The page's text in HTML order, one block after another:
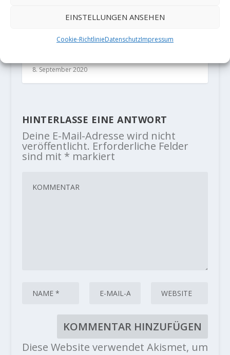
EINSTELLUNGEN ANSEHEN
Cookie-RichtlinieDatenschutzImpressum
MP "Magellan" (X-) Redpoint by
Alexander Huber and Guido
8. September 2020
HINTERLASSE EINE ANTWORT
Deine E-Mail-Adresse wird nicht
veröffentlicht. Erforderliche Felder
sind mit * markiert
Diese Website verwendet Akismet, um